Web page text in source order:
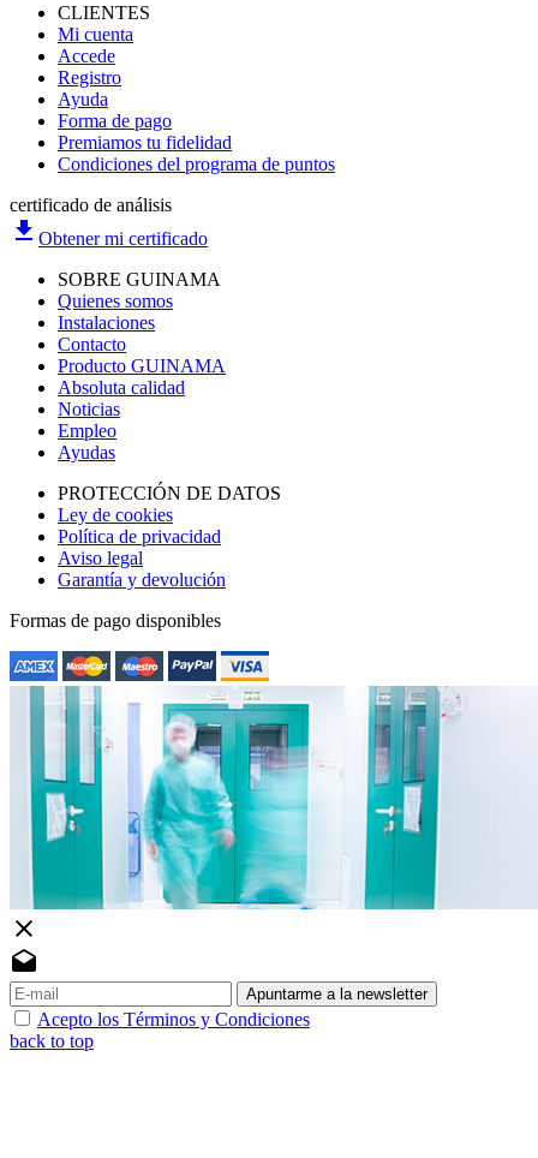
CLIENTES
Mi cuenta
Accede
Registro
Ayuda
Forma de pago
Premiamos tu fidelidad
Condiciones del programa de puntos
certificado de análisis
file_download Obtener mi certificado
SOBRE GUINAMA
Quienes somos
Instalaciones
Contacto
Producto GUINAMA
Absoluta calidad
Noticias
Empleo
Ayudas
PROTECCIÓN DE DATOS
Ley de cookies
Política de privacidad
Aviso legal
Garantía y devolución
Formas de pago disponibles
close
drafts
Apuntarme a la newsletter
Acepto los Términos y Condiciones
back to top